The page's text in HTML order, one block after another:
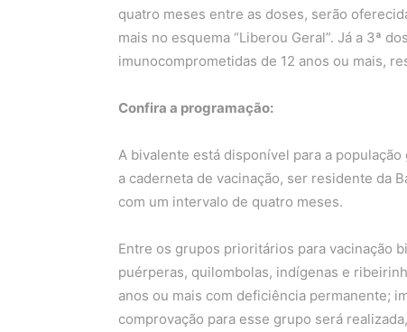
quatro meses entre as doses, serão
mais no esquema “Liberou Geral”. Já a 3ª
imunocomprometidas de 12 anos ou mais,
Confira a programação:
A bivalente está disponível para a
a caderneta de vacinação, ser residente da
com um intervalo de quatro meses.
Entre os grupos prioritários para vacinação
puérperas, quilombolas, indígenas e
anos ou mais com deficiência permanente;
comprovação para esse grupo será